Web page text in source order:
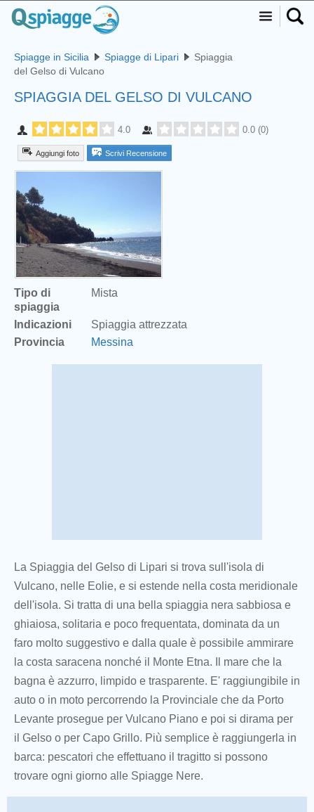
Spiagge in Sicilia Spiagge di Lipari
Spiaggia
del Gelso di Vulcano
SPIAGGIA DEL GELSO DI VULCANO
4.0 0.0 (0)
Aggiungi foto Scrivi Recensione
Tipo di
spiaggia
Mista
Indicazioni
Spiaggia attrezzata
Provincia
Messina
La Spiaggia del Gelso di Lipari si trova sull'isola di
Vulcano, nelle Eolie, e si estende nella costa meridionale
dell'isola. Si tratta di una bella spiaggia nera sabbiosa e
ghiaiosa, solitaria e poco frequentata, dominata da un
faro molto suggestivo e dalla quale è possibile ammirare
la costa saracena nonché il Monte Etna. Il mare che la
bagna è azzurro, limpido e trasparente. E' raggiungibile in
auto o in moto percorrendo la Provinciale che da Porto
Levante prosegue per Vulcano Piano e poi si dirama per
il Gelso o per Capo Grillo. Più semplice è raggiungerla in
barca: pescatori che effettuano il tragitto si possono
trovare ogni giorno alle Spiagge Nere.